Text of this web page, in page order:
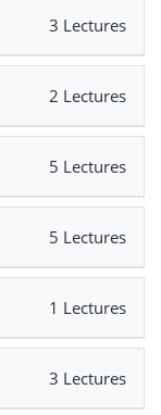
3 Lectures
2 Lectures
5 Lectures
5 Lectures
1 Lectures
3 Lectures